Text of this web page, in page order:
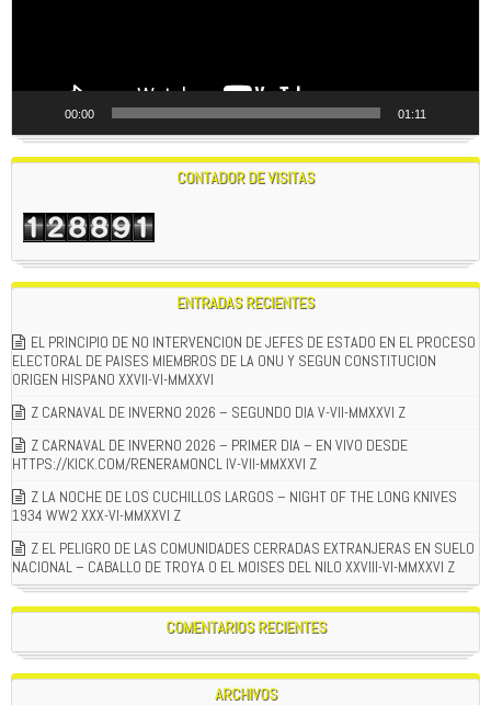
00:00 01:11
CONTADOR DE VISITAS
ENTRADAS RECIENTES
EL PRINCIPIO DE NO INTERVENCION DE JEFES DE ESTADO EN EL PROCESO
ELECTORAL DE PAISES MIEMBROS DE LA ONU Y SEGUN CONSTITUCION
ORIGEN HISPANO XXVII-VI-MMXXVI
Z CARNAVAL DE INVERNO 2026 – SEGUNDO DIA V-VII-MMXXVI Z
Z CARNAVAL DE INVERNO 2026 – PRIMER DIA – EN VIVO DESDE
HTTPS://KICK.COM/RENERAMONCL IV-VII-MMXXVI Z
Z LA NOCHE DE LOS CUCHILLOS LARGOS – NIGHT OF THE LONG KNIVES
1934 WW2 XXX-VI-MMXXVI Z
Z EL PELIGRO DE LAS COMUNIDADES CERRADAS EXTRANJERAS EN SUELO
NACIONAL – CABALLO DE TROYA O EL MOISES DEL NILO XXVIII-VI-MMXXVI Z
COMENTARIOS RECIENTES
ARCHIVOS